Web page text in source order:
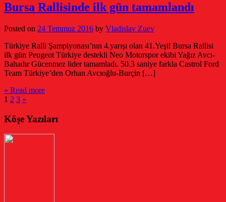
Bursa Rallisinde ilk gün tamamlandı
Posted on 24 Temmuz 2016 by Vladislav Zuev
Türkiye Ralli Şampiyonası’nın 4.yarışı olan 41.Yeşil Bursa Rallisi
ilk gün Peugeot Türkiye destekli Neo Motorspor ekibi Yağız Avcı-
Bahadır Gücenmez lider tamamladı. 50.3 saniye farkla Castrol Ford
Team Türkiye’den Orhan Avcıoğlu-Burçin […]
» Read more
1 2 3 »
Köşe Yazıları